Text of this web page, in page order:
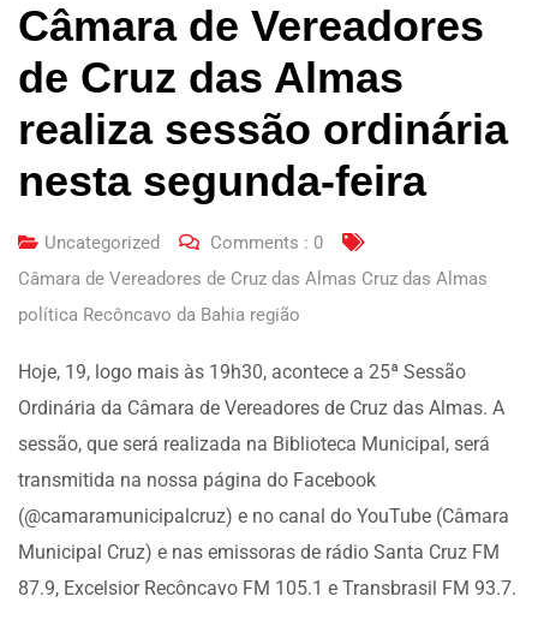
Câmara de Vereadores
de Cruz das Almas
realiza sessão ordinária
nesta segunda-feira
Uncategorized Comments : 0
Câmara de Vereadores de Cruz das Almas Cruz das Almas
política Recôncavo da Bahia região
Hoje, 19, logo mais às 19h30, acontece a 25ª Sessão
Ordinária da Câmara de Vereadores de Cruz das Almas. A
sessão, que será realizada na Biblioteca Municipal, será
transmitida na nossa página do Facebook
(@camaramunicipalcruz) e no canal do YouTube (Câmara
Municipal Cruz) e nas emissoras de rádio Santa Cruz FM
87.9, Excelsior Recôncavo FM 105.1 e Transbrasil FM 93.7.